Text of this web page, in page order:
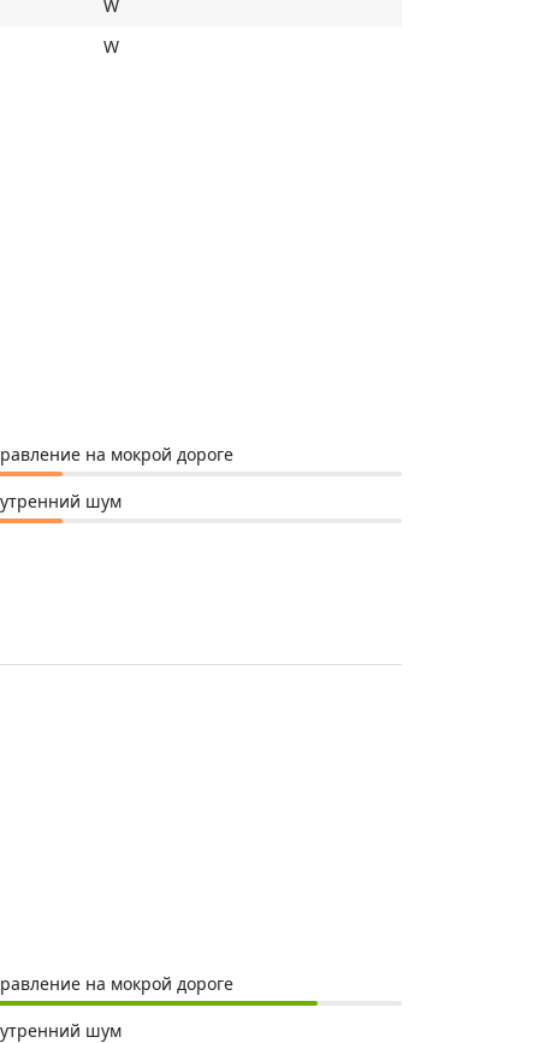
W
W
на мокрой дороге
шум
на мокрой дороге
шум